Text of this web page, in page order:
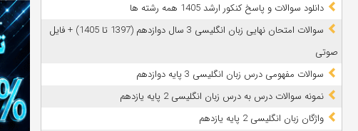
دانلود سوالات و پاسخ کنکور ارشد 1405 همه رشته ها
سوالات امتحان نهایی زبان انگلیسی 3 سال دوازدهم (1397 تا 1405) + فایل
صوتی
سوالات مفهومی درس زبان انگلیسی 3 پایه دوازدهم
نمونه سوالات درس به درس زبان انگلیسی 2 پایه یازدهم
واژگان زبان انگلیسی 2 پایه یازدهم